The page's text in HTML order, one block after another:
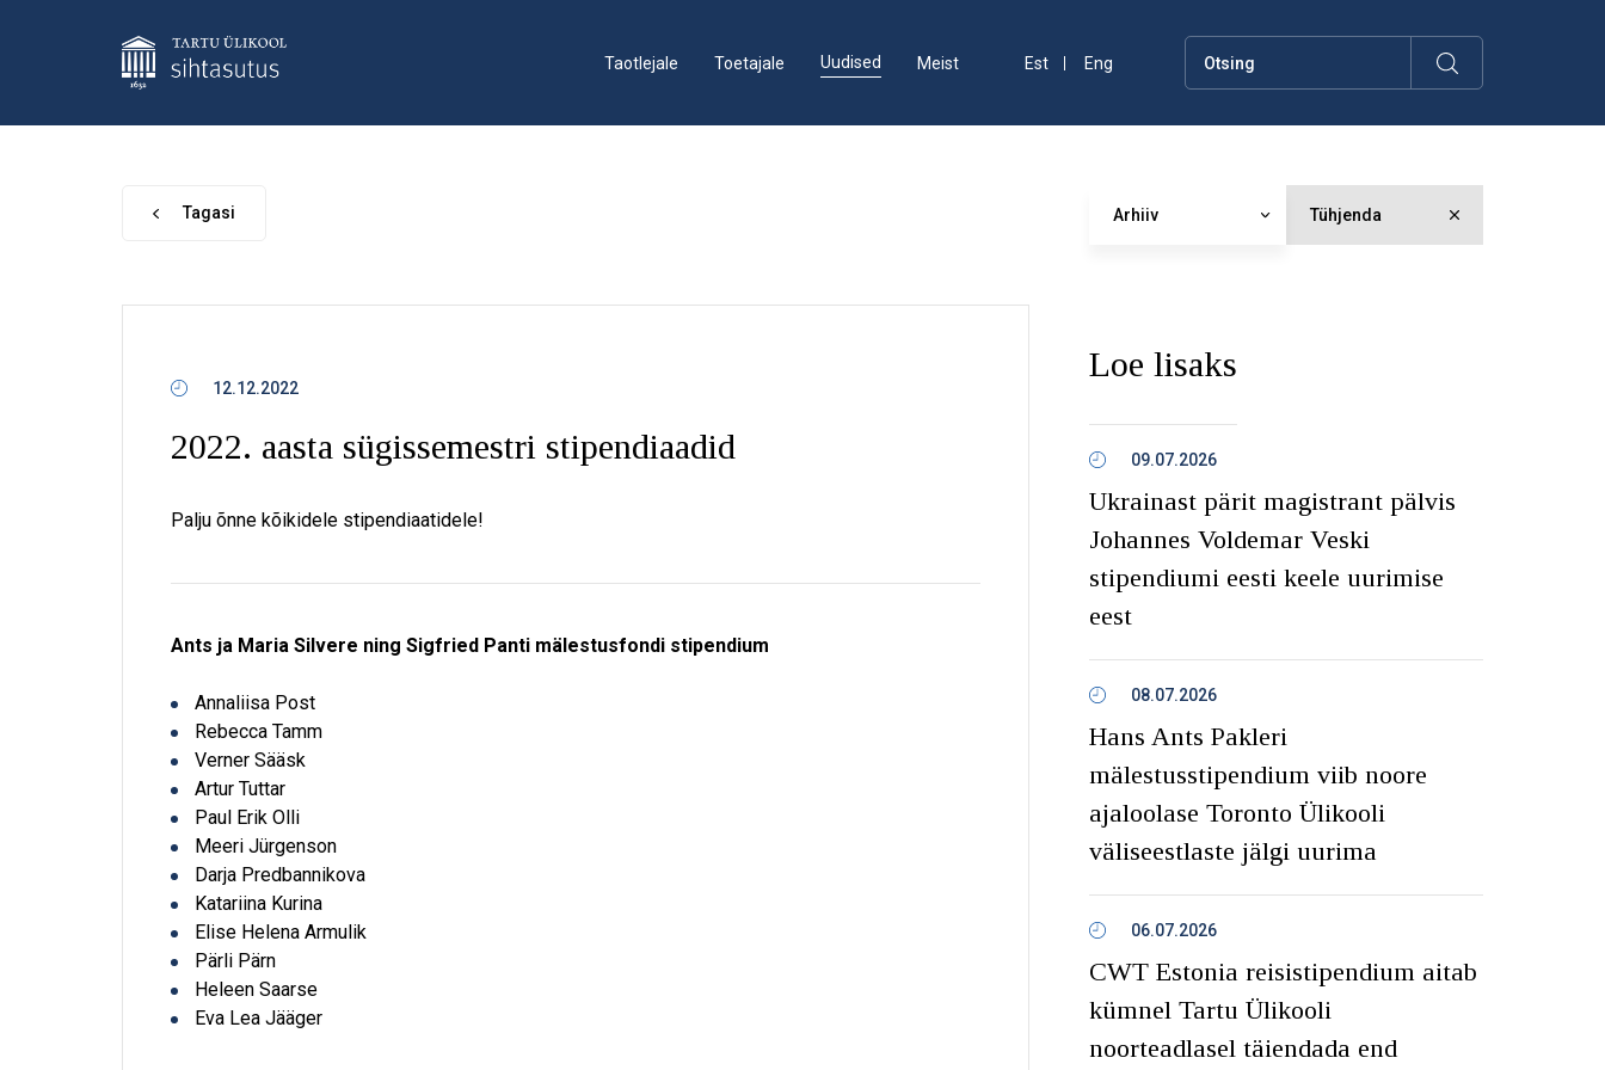
Est Eng
Taotlejale Toetajale Uudised Meist
Tagasi Arhiiv Tühjenda
12.12.2022
2022. aasta sügissemestri stipendiaadid
Palju õnne kõikidele stipendiaatidele!
Ants ja Maria Silvere ning Sigfried Panti mälestusfondi stipendium
Annaliisa Post
Rebecca Tamm
Verner Sääsk
Artur Tuttar
Paul Erik Olli
Meeri Jürgenson
Darja Predbannikova
Katariina Kurina
Elise Helena Armulik
Pärli Pärn
Heleen Saarse
Eva Lea Jääger
Loe lisaks
09.07.2026
Ukrainast pärit magistrant pälvis
Johannes Voldemar Veski
stipendiumi eesti keele uurimise
eest
08.07.2026
Hans Ants Pakleri
mälestusstipendium viib noore
ajaloolase Toronto Ülikooli
väliseestlaste jälgi uurima
06.07.2026
CWT Estonia reisistipendium aitab
kümnel Tartu Ülikooli
noorteadlasel täiendada end